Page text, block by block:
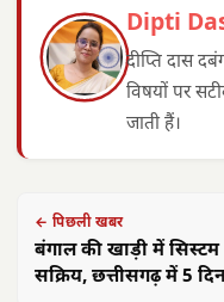
Dipti
दीप्ति दास
विषयों पर
जाती हैं।
← पिछली खबर
बंगाल की खाड़ी में सिस्टम
सक्रिय, छत्तीसगढ़ में 5